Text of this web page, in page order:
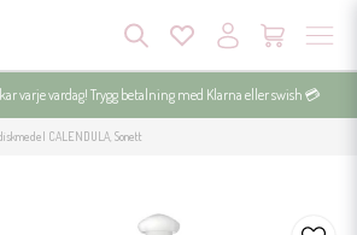
varje vardag! Trygg betalning med Klarna eller swish 💳
CALENDULA, Sonett